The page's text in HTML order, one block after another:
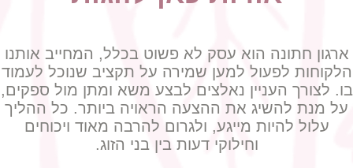
ארגון חתונה הוא עסק לא פשוט בכלל, המחייב אותנו
הלקוחות לפעול למען שמירה על תקציב שנוכל לעמוד
בו. לצורך העניין נאלצים לבצע משא ומתן מול ספקים,
על מנת להשיג את ההצעה הראויה ביותר. כל ההליך
עלול להיות מייגע, ולגרום להרבה מאוד ויכוחים
וחילוקי דעות בין בני הזוג.